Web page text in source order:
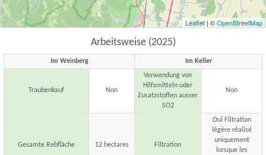
Leaflet | ©OpenStreetMap
Arbeitsweise (2025)
Im Weinberg Im Keller
Traubenkauf Non
Verwendung von
Hilfsmitteln oder
Zusatzstoffen ausser
SO2
Non
Gesamte Rebfläche 12 hectares Filtration
Oui Filtration
légère réalisé
uniquement
lorsque les